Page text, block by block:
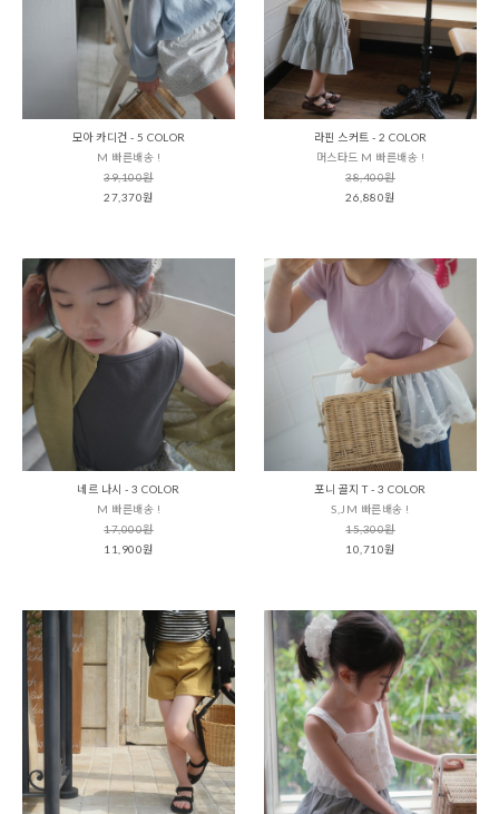
모아 카디건 - 5 COLOR
M 빠른배송 !
39,100원
27,370원
라핀 스커트 - 2 COLOR
머스타드 M 빠른배송 !
38,400원
26,880원
네르 나시 - 3 COLOR
M 빠른배송 !
17,000원
11,900원
포니 골지 T - 3 COLOR
S,JM 빠른배송 !
15,300원
10,710원